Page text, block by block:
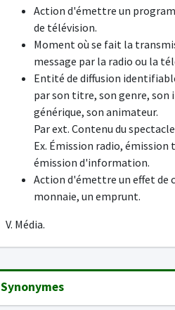
Action d'émettre un
de télévision.
Moment où se fait la
message par la radio ou la
Entité de diffusion
par son titre, son genre, son
générique, son animateur.
Par ext. Contenu du
Ex. Émission radio, émission
émission d'information.
Action d'émettre un effet de
monnaie, un emprunt.
V. Média.
Synonymes